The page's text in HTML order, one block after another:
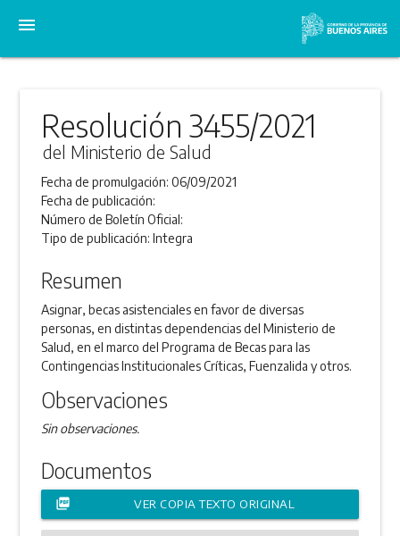
menu
Resolución 3455/2021
del Ministerio de Salud
Fecha de promulgación:06/09/2021
Fecha de publicación:
Número de Boletín Oficial:
Tipo de publicación:Integra
Resumen
Asignar, becas asistenciales en favor de diversas
personas, en distintas dependencias del Ministerio de
Salud, en el marco del Programa de Becas para las
Contingencias Institucionales Críticas, Fuenzalida y otros.
Observaciones
Sin observaciones.
Documentos
picture_as_pdf VER COPIA TEXTO ORIGINAL